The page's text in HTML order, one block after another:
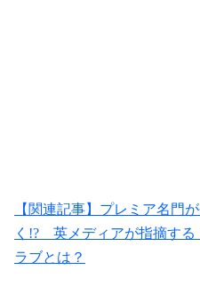
【関連記事】プレミア名門
く!? 英メディアが指摘する
ラブとは？